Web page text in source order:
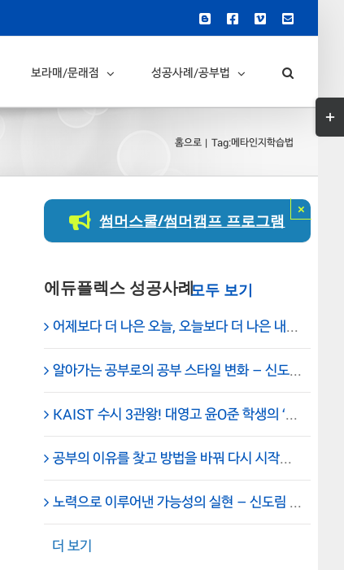
BloggerFacebook
Vimeo이
보라매/문래점 성공사례/공부법
홈으로 Tag:메타인지학습법
썸머스쿨/썸머캠프 프로그램
×
에듀플렉스 성공사례
어제보다 더 나은 오늘, 오늘보다 더 나은 내일 – 학습동기 강화/학습법 개선 – 신도림 에듀플렉스
알아가는 공부로의 공부 스타일 변화 – 신도림고 2학년 허선혁 – 신도림 에듀플렉스 에듀코치
KAIST 수시 3관왕! 대영고 윤O준 학생의 ‘무결점 학습법’ 탄생기 – 보라매 에듀플렉스 성공사례
공부의 이유를 찾고 방법을 바꿔 다시 시작하는 마음으로… – 에듀플렉스 보라매 학원
노력으로 이루어낸 가능성의 실현 – 신도림 에듀플렉스 이여송 매니저 – 신도림중 3학년 서유림 학생
더 보기